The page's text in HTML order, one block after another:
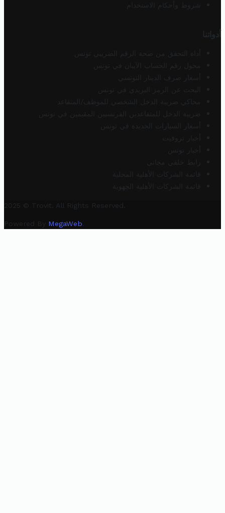
شروط وأحكام الاستخدام
أدواتنا
أداة التحقق من صحة الرقم الضريبي تونس
محول رقم الحساب الآيبان في تونس
أسعار صرف الدينار التونسي
البحث عن الرمز البريدي في تونس
محاكي ضريبة الدخل الشخصي للموظف/المتقاعد
ضريبة الدخل للمتقاعدين الفرنسيين المقيمين في تونس
أسعار السيارات الجديدة في تونس
أخبار تروفيت
أخبار تونس
رابط خلفي مجاني
قائمة الشركات الأهلية المحلية
قائمة الشركات الأهلية الجهوية
2025 © Trovit. All Rights Reserved.
Powered By MegaWeb